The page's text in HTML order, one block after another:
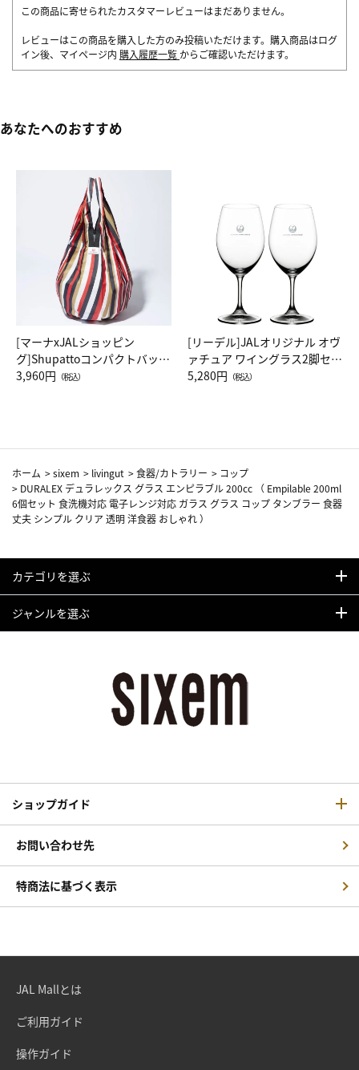
この商品に寄せられたカスタマーレビューはまだありません。
レビューはこの商品を購入した方のみ投稿いただけます。購入商品はログ
イン後、マイページ内 購入履歴一覧 からご確認いただけます。
あなたへのおすすめ
[マーナxJALショッピン
グ]Shupattoコンパクトバッグ
Drop JAL客室乗務員（LC）ス
3,960円 （税込）
[リーデル]JALオリジナル オヴ
ァチュア ワイングラス2脚セッ
ト（レッドワイン）
5,280円 （税込）
ホーム >sixem > livingut >食器/カトラリー > コップ
> DURALEX デュラレックス グラス エンピラブル 200cc （ Empilable 200ml
6個セット 食洗機対応 電子レンジ対応 ガラス グラス コップ タンブラー 食器
丈夫 シンプル クリア 透明 洋食器 おしゃれ ）
カテゴリを選ぶ
ジャンルを選ぶ
ショップガイド
お問い合わせ先
特商法に基づく表示
JAL Mallとは
ご利用ガイド
操作ガイド